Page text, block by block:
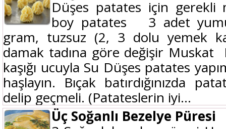
Düşes patates için
boy patates 3 adet
gram, tuzsuz (2, 3 dolu yemek
damak tadına göre değişir Muskat
kaşığı ucuyla Su Düşes patates
haşlayın. Bıçak batırdığınızda
delip geçmeli. (Patateslerin iyi...
Üç Soğanlı Bezelye Püresi